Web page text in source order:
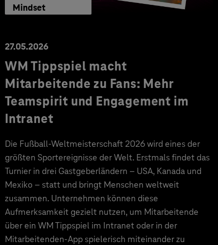
Mindset
27.05.2026
WM Tippspiel macht
Mitarbeitende zu Fans: Mehr
Teamspirit und Engagement im
Intranet
Die Fußball-Weltmeisterschaft 2026 wird eines der
größten Sportereignisse der Welt. Erstmals findet das
Turnier in drei Gastgeberländern – USA, Kanada und
Mexiko – statt und bringt Menschen weltweit
zusammen. Unternehmen können diese
Aufmerksamkeit gezielt nutzen, um Mitarbeitende
über ein WM Tippspiel im Intranet oder in der
Mitarbeitenden-App spielerisch miteinander zu